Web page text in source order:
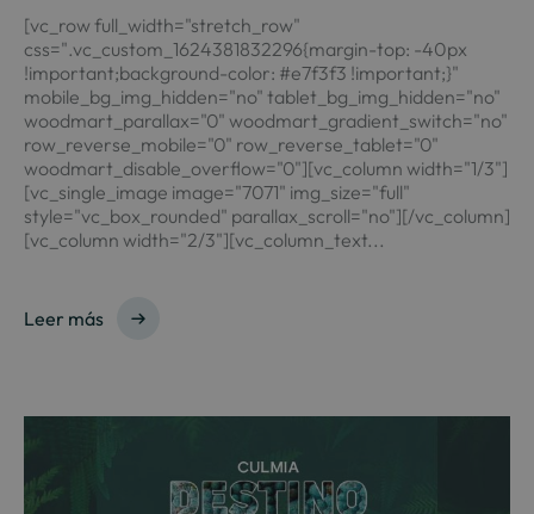
[vc_row full_width="stretch_row"
css=".vc_custom_1624381832296{margin-top: -40px
!important;background-color: #e7f3f3 !important;}"
mobile_bg_img_hidden="no" tablet_bg_img_hidden="no"
woodmart_parallax="0" woodmart_gradient_switch="no"
row_reverse_mobile="0" row_reverse_tablet="0"
woodmart_disable_overflow="0"][vc_column width="1/3"]
[vc_single_image image="7071" img_size="full"
style="vc_box_rounded" parallax_scroll="no"][/vc_column]
[vc_column width="2/3"][vc_column_text...
Leer más